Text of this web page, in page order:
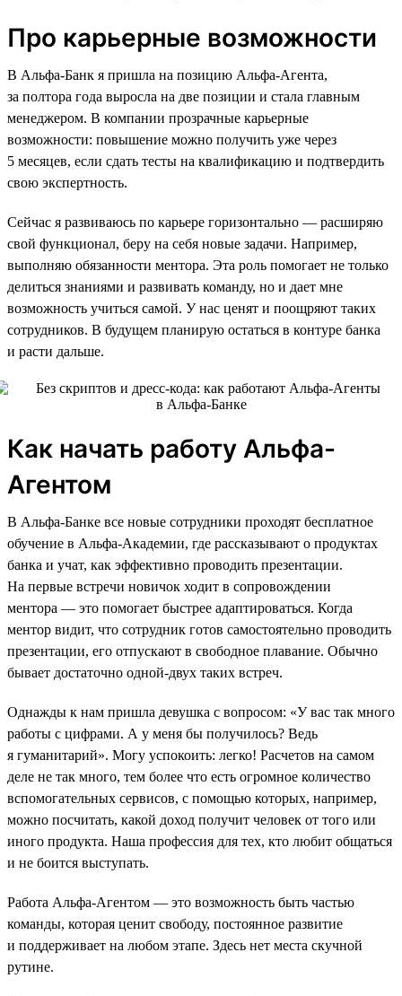
Про карьерные возможности
В Альфа-Банк я пришла на позицию Альфа-Агента,
за полтора года выросла на две позиции и стала главным
менеджером. В компании прозрачные карьерные
возможности: повышение можно получить уже через
5 месяцев, если сдать тесты на квалификацию и подтвердить
свою экспертность.
Сейчас я развиваюсь по карьере горизонтально — расширяю
свой функционал, беру на себя новые задачи. Например,
выполняю обязанности ментора. Эта роль помогает не только
делиться знаниями и развивать команду, но и дает мне
возможность учиться самой. У нас ценят и поощряют таких
сотрудников. В будущем планирую остаться в контуре банка
и расти дальше.
Как начать работу Альфа-
Агентом
В Альфа-Банке все новые сотрудники проходят бесплатное
обучение в Альфа-Академии, где рассказывают о продуктах
банка и учат, как эффективно проводить презентации.
На первые встречи новичок ходит в сопровождении
ментора — это помогает быстрее адаптироваться. Когда
ментор видит, что сотрудник готов самостоятельно проводить
презентации, его отпускают в свободное плавание. Обычно
бывает достаточно одной-двух таких встреч.
Однажды к нам пришла девушка с вопросом: «У вас так много
работы с цифрами. А у меня бы получилось? Ведь
я гуманитарий». Могу успокоить: легко! Расчетов на самом
деле не так много, тем более что есть огромное количество
вспомогательных сервисов, с помощью которых, например,
можно посчитать, какой доход получит человек от того или
иного продукта. Наша профессия для тех, кто любит общаться
и не боится выступать.
Работа Альфа-Агентом — это возможность быть частью
команды, которая ценит свободу, постоянное развитие
и поддерживает на любом этапе. Здесь нет места скучной
рутине.